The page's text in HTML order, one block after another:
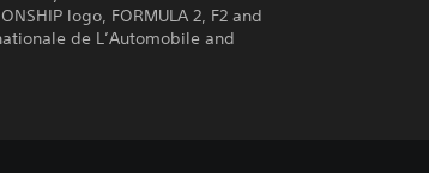
logo, FORMULA 2, F2 and
de L’Automobile and